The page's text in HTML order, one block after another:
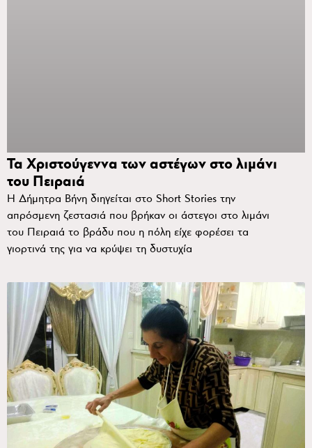
Τα Χριστούγεννα των αστέγων στο λιμάνι
του Πειραιά
Η Δήμητρα Βήνη διηγείται στο Short Stories την
απρόσμενη ζεστασιά που βρήκαν οι άστεγοι στο λιμάνι
του Πειραιά το βράδυ που η πόλη είχε φορέσει τα
γιορτινά της για να κρύψει τη δυστυχία